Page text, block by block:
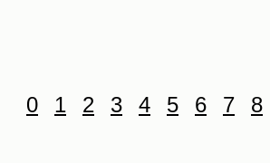
0 1 2 3 4 5 6 7 8